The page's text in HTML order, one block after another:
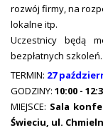
rozwój firmy, na
lokalne itp.
Uczestnicy będą
bezpłatnych szkoleń.
TERMIN: 27
GODZINY: 10:00 -
MIEJSCE: Sala
Świeciu, ul.